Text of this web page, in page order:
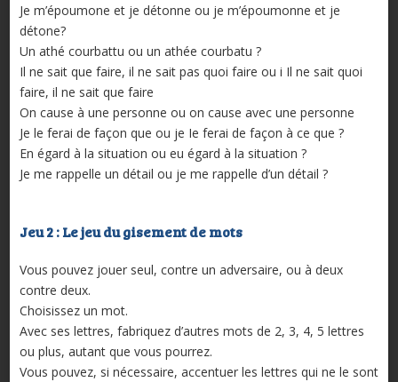
Je m’époumone et je détonne ou je m’époumonne et je
détone?
Un athé courbattu ou un athée courbatu ?
Il ne sait que faire, il ne sait pas quoi faire ou i Il ne sait quoi
faire, il ne sait que faire
On cause à une personne ou on cause avec une personne
Je le ferai de façon que ou je Ie ferai de façon à ce que ?
En égard à la situation ou eu égard à la situation ?
Je me rappelle un détail ou je me rappelle d’un détail ?
Jeu 2 : Le jeu du gisement de mots
Vous pouvez jouer seul, contre un adversaire, ou à deux
contre deux.
Choisissez un mot.
Avec ses lettres, fabriquez d’autres mots de 2, 3, 4, 5 lettres
ou plus, autant que vous pourrez.
Vous pouvez, si nécessaire, accentuer les lettres qui ne le sont